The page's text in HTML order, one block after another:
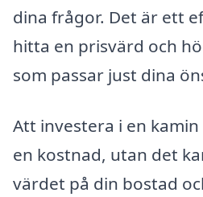
dina frågor. Det är ett
hitta en prisvärd och
som passar just dina
Att investera i en
en kostnad, utan det
värdet på din bostad